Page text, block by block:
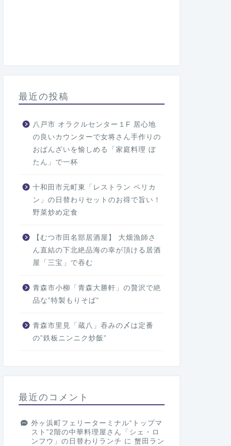
最近の投稿
八戸市 オラクルセンター１F 居心地
の良いカウンターで女将さん手作りの
おばんざいを愉しめる「家庭料理 ぼ
たん」で一杯
十和田市元町東「レストラン ペリカ
ン」の日替わりセットのお得で旨い！
野菜炒め定食
【むつ市田名部居酒屋】 大畑漁師さ
ん直結の下北絶品海の幸が頂ける居酒
屋「三宝」で吞む
青森市小柳「青森大勝軒」の贅沢で絶
品な”特製もりそば”
青森市里見「蔵八」吞みの〆は定番
の”鉄板ニンニク炒飯”
最近のコメント
外ヶ浜町フェリーターミナル“トップマ
スト”2階の中華料理屋さん「シェ・ロ
ンフウ」の日替わりランチ に 蟹田ラン